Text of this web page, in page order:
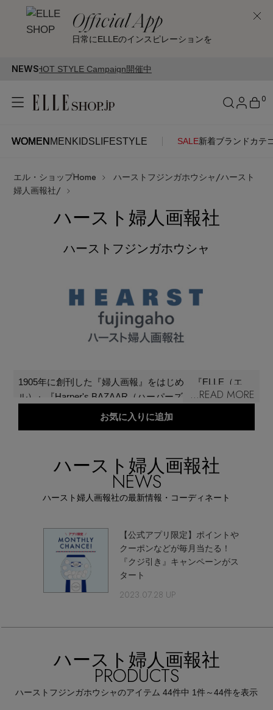
Official App
日常にELLEのインスピレーションを
NEWS開催中
WOMEN MEN KIDS LIFESTYLE SALE新着ブランド カテ
0
WOMENMENKIDSLIFESTYLE
ITEMS
最旬！トレンドワード
【Tシャツ】デイリーに活躍
【ワンピース】猛暑日はこれ！
【リネン】涼しい夏素材
【CFCL】注目のPOP-UP
【レース】上品な透け感
【限定】ここでしか買えないアイテム
CATEGORY
カットソー・Tシャツ
すべてのバッグ・財布
ファッション小物
ログイン
はじめてご利用の方
メールマガジン登録
最新トレンドや限定アイテム、セール情報を
ご登録はこちら
ご利用ガイド
エル・ショップについて
エル・ショップHome
ハーストフジンガホウシャ/ハースト
婦人画報社/
ハースト婦人画報社
ハーストフジンガホウシャ
...READ MORE
1905年に創刊した『婦人画報』をはじめ、『ELLE（エ
ル）』『Harper's BAZAAR（ハーパーズ バザー）』
『25ans（ヴァンサンカン）』『MEN'S CLUB（メンズク
ィア、および『ELLE SHOP (エル・ショップ)』などのE
コマースを展開しています。
お気に入りに追加
ハースト婦人画報社
NEWS
ハースト婦人画報社の最新情報・コーディネート
【公式アプリ限定】ポイントや
クーポンなどが毎月当たる！
『クジ引き』キャンペーンがス
タート
2023.07.28 UP
ハースト婦人画報社
PRODUCTS
ハーストフジンガホウシャのアイテム 44件中 1件～44件を表示